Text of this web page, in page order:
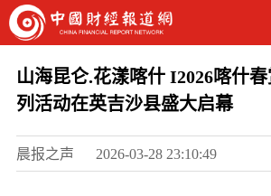
山海昆仑.花漾喀什 I2026喀什
列活动在英吉沙县盛大启幕
晨报之声 2026-03-28 23:10:49